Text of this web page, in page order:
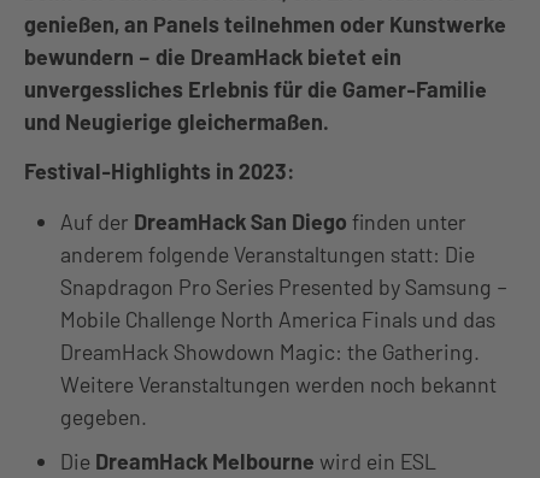
genießen, an Panels teilnehmen oder Kunstwerke
bewundern – die DreamHack bietet ein
unvergessliches Erlebnis für die Gamer-Familie
und Neugierige gleichermaßen.
Festival-Highlights in 2023:
Auf der DreamHack San Diego finden unter
anderem folgende Veranstaltungen statt: Die
Snapdragon Pro Series Presented by Samsung –
Mobile Challenge North America Finals und das
DreamHack Showdown Magic: the Gathering.
Weitere Veranstaltungen werden noch bekannt
gegeben.
Die DreamHack Melbourne wird ein ESL